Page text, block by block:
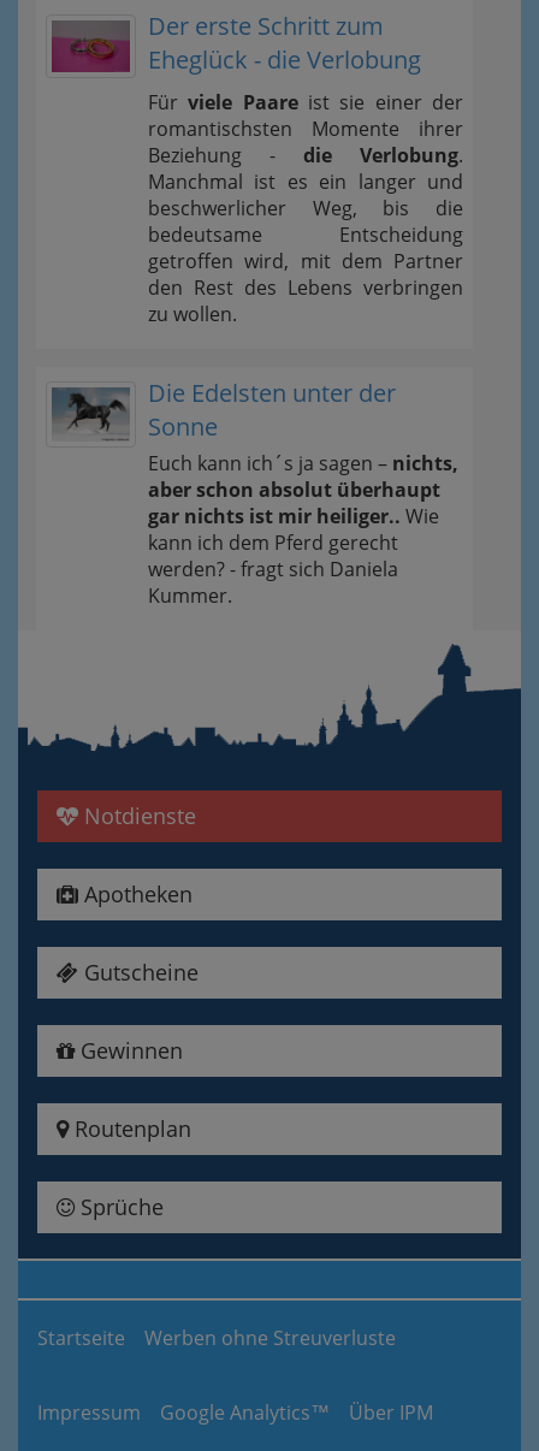
Der erste Schritt zum
Eheglück - die Verlobung
Fürviele Paareist sie einer der
romantischsten Momente ihrer
Beziehung - die Verlobung.
Manchmal ist es ein langer und
beschwerlicher Weg, bis die
bedeutsame Entscheidung
getroffen wird, mit dem Partner
den Rest des Lebens verbringen
zu wollen.
Die Edelsten unter der
Sonne
Euch kann ich´s ja sagen – nichts,
aber schon absolut überhaupt
gar nichts ist mir heiliger.. Wie
kann ich dem Pferd gerecht
werden? - fragt sich Daniela
Kummer.
Notdienste
Apotheken
Gutscheine
Gewinnen
Routenplan
Sprüche
Startseite Werben ohne Streuverluste
Impressum Google Analytics™ Über IPM